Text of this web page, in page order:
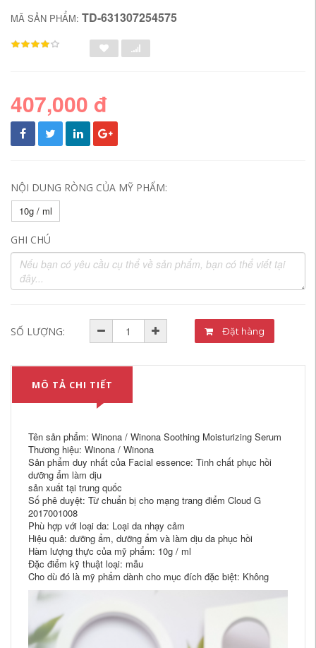
MÃ SẢN PHẨM: TD-631307254575
407,000 đ
NỘI DUNG RÒNG CỦA MỸ PHẨM:
10g / ml
GHI CHÚ
SỐ LƯỢNG: Đặt hàng
MÔ TẢ CHI TIẾT
Tên sản phẩm: Winona / Winona Soothing Moisturizing Serum
Thương hiệu: Winona / Winona
Sản phẩm duy nhất của Facial essence: Tinh chất phục hồi
dưỡng ẩm làm dịu
sản xuất tại trung quốc
Số phê duyệt: Từ chuẩn bị cho mạng trang điểm Cloud G
2017001008
Phù hợp với loại da: Loại da nhạy cảm
Hiệu quả: dưỡng ẩm, dưỡng ẩm và làm dịu da phục hồi
Hàm lượng thực của mỹ phẩm: 10g / ml
Đặc điểm kỹ thuật loại: mẫu
Cho dù đó là mỹ phẩm dành cho mục đích đặc biệt: Không